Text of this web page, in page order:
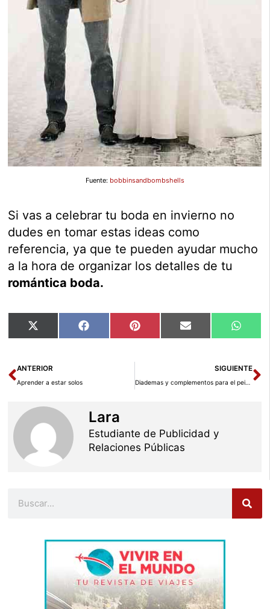
Fuente: bobbinsandbombshells
Si vas a celebrar tu boda en invierno no
dudes en tomar estas ideas como
referencia, ya que te pueden ayudar mucho
a la hora de organizar los detalles de tu
romántica boda.
Compartir
en
X
(Twitter)
Compartir
en
Facebook Compartir
en
Pinterest Compartir
en
Email
en
Ant
ANTERIOR
Aprender a estar solos
SIGUIENTE
Diademas y complementos para el peinado de la novia
Lara
Estudiante de Publicidad y
Relaciones Públicas